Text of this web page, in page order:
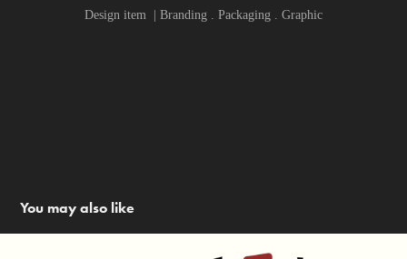
Design item | Branding . Packaging . Graphic
You may also like